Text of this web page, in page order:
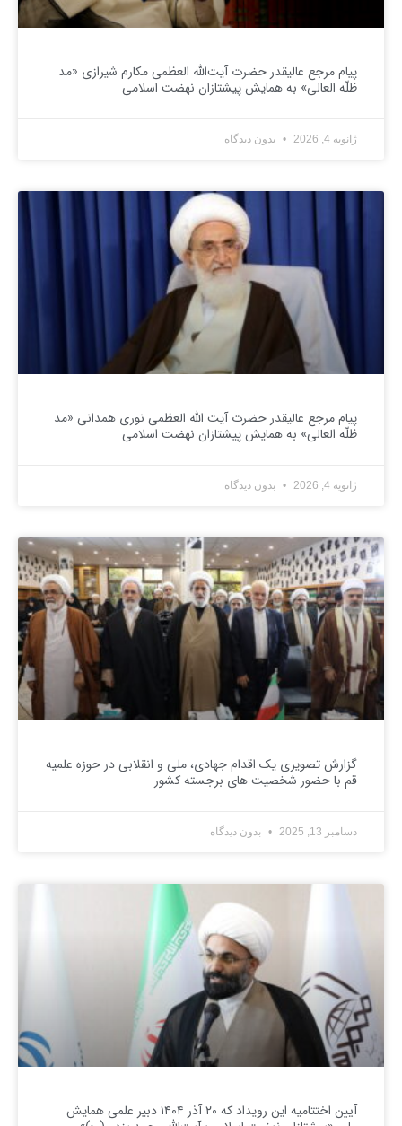
پیام مرجع عالیقدر حضرت آیت‌الله العظمی مکارم شیرازی «مد
ظلّه العالی» به همایش پیشتازان نهضت اسلامی
ژانویه 4, 2026 بدون دیدگاه
پیام مرجع عالیقدر حضرت آیت الله العظمی نوری همدانی «مد
ظلّه العالی» به همایش پیشتازان نهضت اسلامی
ژانویه 4, 2026 بدون دیدگاه
گزارش تصویری یک اقدام جهادی، ملی و انقلابی در حوزه علمیه
قم با حضور شخصیت های برجسته کشور
دسامبر 13, 2025 بدون دیدگاه
آیین اختتامیه این رویداد که ۲۰ آذر ۱۴۰۴ دبیر علمی همایش